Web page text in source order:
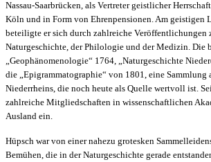
Nassau-Saarbrücken, als Vertreter geistlicher
Köln und in Form von Ehrenpensionen. Am geistigen
beteiligte er sich durch zahlreiche Veröffentlichungen
Naturgeschichte, der Philologie und der Medizin. Die
„Geophänomenologie“ 1764, „Naturgeschichte
die „Epigrammatographie“ von 1801, eine Sammlung
Niederrheins, die noch heute als Quelle wertvoll ist.
zahlreiche Mitgliedschaften in wissenschaftlichen
Ausland ein.
Hüpsch war von einer nahezu grotesken
Bemühen, die in der Naturgeschichte gerade